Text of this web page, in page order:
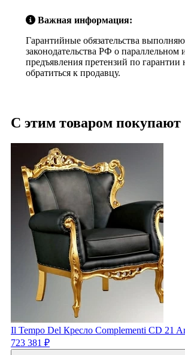
Важная информация:
Гарантийные обязательства
законодательства РФ о параллельном
предъявления претензий по гарантии
обратиться к продавцу.
С этим товаром покупают
Il Tempo Del Кресло Complementi CD 21
723 381 ₽